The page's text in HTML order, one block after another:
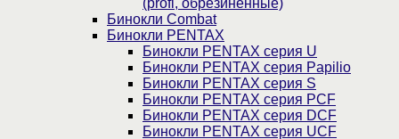
(profi, обрезиненные)
Бинокли Combat
Бинокли PENTAX
Бинокли PENTAX серия U
Бинокли PENTAX серия Papilio
Бинокли PENTAX серия S
Бинокли PENTAX серия PCF
Бинокли PENTAX серия DCF
Бинокли PENTAX серия UCF